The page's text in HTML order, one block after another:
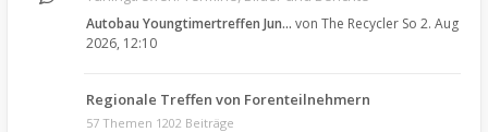
Autobau Youngtimertreffen Jun… von The Recycler So 2. Aug
2026, 12:10
Regionale Treffen von Forenteilnehmern
57 Themen 1202 Beiträge